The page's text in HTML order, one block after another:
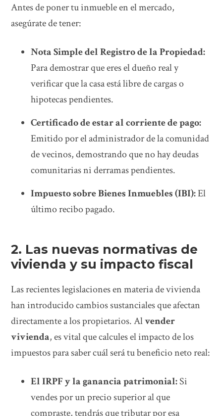
Antes de poner tu inmueble en el mercado,
asegúrate de tener:
Nota Simple del Registro de la Propiedad:
Para demostrar que eres el dueño real y
verificar que la casa está libre de cargas o
hipotecas pendientes.
Certificado de estar al corriente de pago:
Emitido por el administrador de la comunidad
de vecinos, demostrando que no hay deudas
comunitarias ni derramas pendientes.
Impuesto sobre Bienes Inmuebles (IBI):El
último recibo pagado.
2. Las nuevas normativas de
vivienda y su impacto fiscal
Las recientes legislaciones en materia de vivienda
han introducido cambios sustanciales que afectan
directamente a los propietarios. Alvender
vivienda, es vital que calcules el impacto de los
impuestos para saber cuál será tu beneficio neto real:
El IRPF y la ganancia patrimonial:Si
vendes por un precio superior al que
compraste, tendrás que tributar por esa